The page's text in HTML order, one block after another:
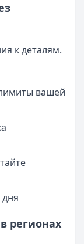
к деталям.
вашей
регионах